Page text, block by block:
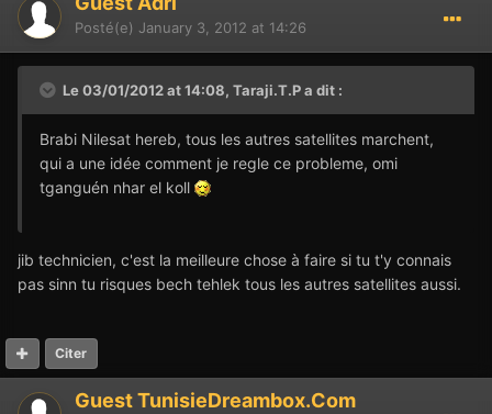
Posté(e) January 3, 2012 at 14:26
Le 03/01/2012 at 14:08, Taraji.T.P a dit :
Brabi Nilesat hereb, tous les autres satellites marchent,
qui a une idée comment je regle ce probleme, omi
tganguén nhar el koll
jib technicien, c'est la meilleure chose à faire si tu t'y connais
pas sinn tu risques bech tehlek tous les autres satellites aussi.
Citer
Guest TunisieDreambox.Com